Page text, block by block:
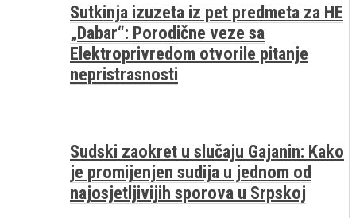
Sutkinja izuzeta iz pet predmeta za HE
„Dabar“: Porodične veze sa
Elektroprivredom otvorile pitanje
nepristrasnosti
Sudski zaokret u slučaju Gajanin: Kako
je promijenjen sudija u jednom od
najosjetljivijih sporova u Srpskoj